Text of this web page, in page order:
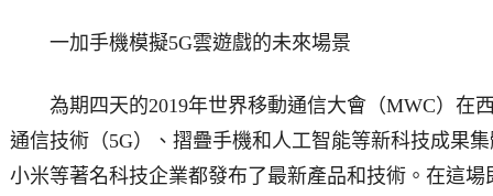
一加手機模擬5G雲遊戲的未來場景
為期四天的2019年世界移動通信大會（MWC）在
通信技術（5G）、摺疊手機和人工智能等新科技成果
小米等著名科技企業都發布了最新產品和技術。在這